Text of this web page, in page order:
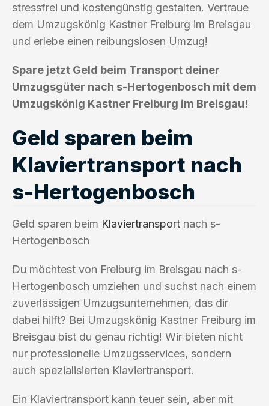
stressfrei und kostengünstig gestalten. Vertraue
dem Umzugskönig Kastner Freiburg im Breisgau
und erlebe einen reibungslosen Umzug!
Spare jetzt Geld beim Transport deiner
Umzugsgüter nach s-Hertogenbosch mit dem
Umzugskönig Kastner Freiburg im Breisgau!
Geld sparen beim
Klaviertransport nach
s-Hertogenbosch
Geld sparen beim Klaviertransport nach s-
Hertogenbosch
Du möchtest von Freiburg im Breisgau nach s-
Hertogenbosch umziehen und suchst nach einem
zuverlässigen Umzugsunternehmen, das dir
dabei hilft? Bei Umzugskönig Kastner Freiburg im
Breisgau bist du genau richtig! Wir bieten nicht
nur professionelle Umzugsservices, sondern
auch spezialisierten Klaviertransport.
Ein Klaviertransport kann teuer sein, aber mit